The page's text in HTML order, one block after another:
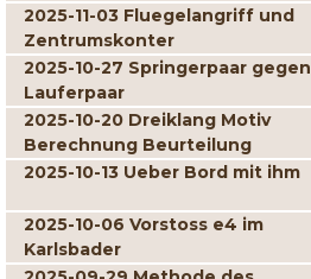
2025-11-03 Fluegelangriff und
Zentrumskonter
2025-10-27 Springerpaar gegen
Lauferpaar
2025-10-20 Dreiklang Motiv
Berechnung Beurteilung
2025-10-13 Ueber Bord mit ihm
2025-10-06 Vorstoss e4 im
Karlsbader